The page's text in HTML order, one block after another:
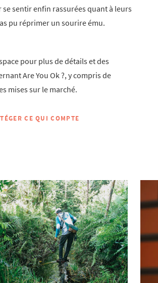
sentir enfin rassurées quant à leurs
pu réprimer un sourire ému.
pour plus de détails et des
Are You Ok ?, y compris de
mises sur le marché.
CE QUI COMPTE